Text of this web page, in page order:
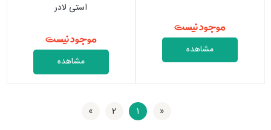
موجود نیست
مشاهده
استی لادر
موجود نیست
مشاهده
«اولین 1
2
»آخرین